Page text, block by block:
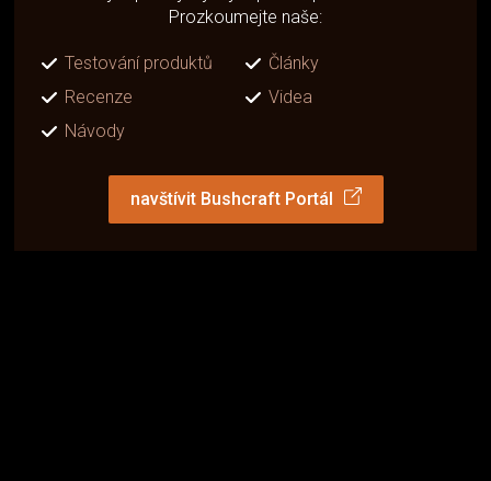
Prozkoumejte naše:
Testování produktů
Články
Recenze
Videa
Návody
navštívit Bushcraft Portál